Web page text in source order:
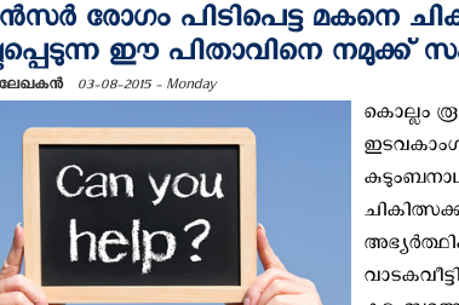
രോഗം പിടിപെട്ട മകനെ
ഈ പിതാവിനെ നമുക്ക്
ലേഖകൻ 03-08-2015 - Monday
കൊല്ലം